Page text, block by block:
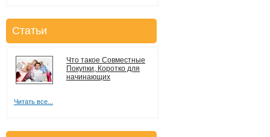
Статьи
Что такое Совместные
Покупки, Коротко для
начинающих
Читать все...